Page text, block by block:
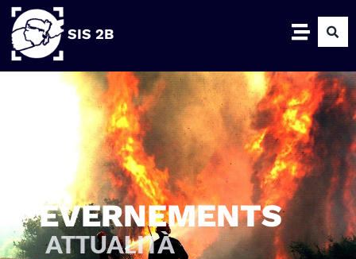
SIS 2B
EVERNEMENTS
ATTUALITÀ